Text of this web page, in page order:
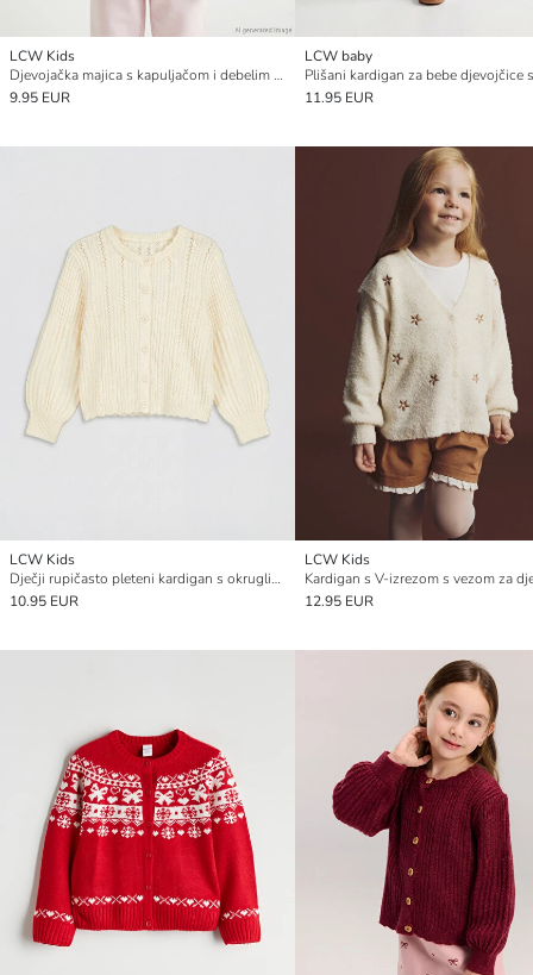
LCW Kids
Djevojačka majica s kapuljačom i debelim patentnim zatvaračem
9.95 EUR
LCW baby
11.95 EUR
LCW Kids
Dječji rupičasto pleteni kardigan s okruglim izrezom
10.95 EUR
LCW Kids
Kardigan s V-izrezom s vezom za
12.95 EUR